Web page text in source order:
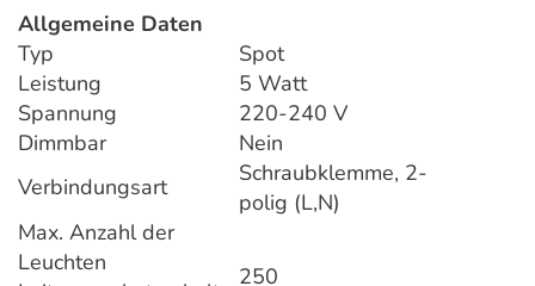
Allgemeine Daten
Typ
Spot
Leistung
5 Watt
Spannung
220-240 V
Dimmbar
Nein
Verbindungsart
Schraubklemme, 2-
polig (L,N)
Max. Anzahl der
Leuchten
250